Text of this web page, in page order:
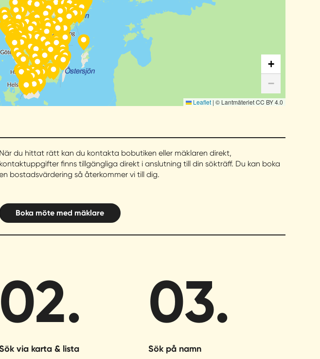
+
−
Leaflet | © Lantmäteriet CC BY 4.0
När du hittat rätt kan du kontakta bobutiken eller mäklaren direkt,
kontaktuppgifter finns tillgängliga direkt i anslutning till din sökträff. Du kan boka
bostadsvärdering så återkommer vi till dig.
Boka möte med mäklare
02.
via karta & lista
03.
Sök på namn